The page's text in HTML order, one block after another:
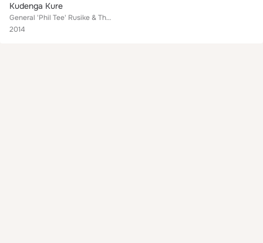
Kudenga Kure
General 'Phil Tee' Rusike & The Salvation Commandor
2014